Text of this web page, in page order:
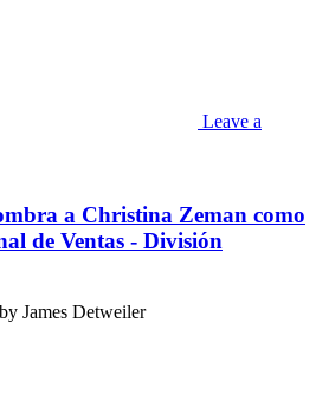
Leave a
a Christina Zeman como
de Ventas - División
James Detweiler